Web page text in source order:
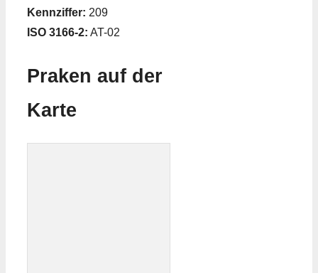
Kennziffer: 209
ISO 3166-2: AT-02
Praken auf der
Karte